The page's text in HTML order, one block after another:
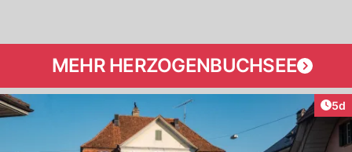
MEHR HERZOGENBUCHSEE
5d